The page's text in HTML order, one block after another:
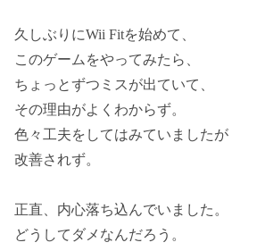
久しぶりにWii Fitを始めて、
このゲームをやってみたら、
ちょっとずつミスが出ていて、
その理由がよくわからず。
色々工夫をしてはみていましたが
改善されず。
正直、内心落ち込んでいました。
どうしてダメなんだろう。